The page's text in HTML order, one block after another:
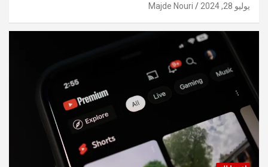
يوليو 28, 2024 Majde Nouri